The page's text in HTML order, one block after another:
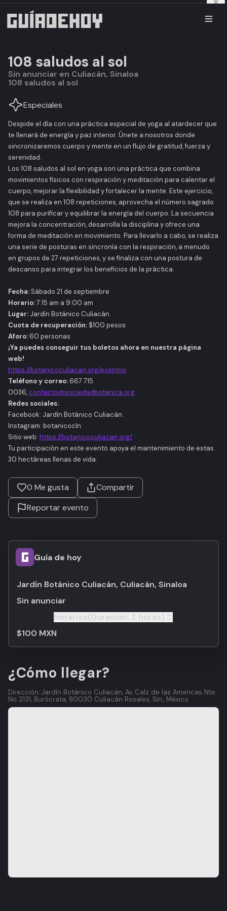
108 saludos al sol
Sin anunciar en Culiacán, Sinaloa
108 saludos al sol
Especiales
Despide el día con una práctica especial de yoga al atardecer que
te llenará de energía y paz interior. Únete a nosotros donde
sincronizaremos cuerpo y mente en un flujo de gratitud, fuerza y
serenidad.
Los 108 saludos al sol en yoga son una práctica que combina
movimientos físicos con respiración y meditación para calentar el
cuerpo, mejorar la flexibilidad y fortalecer la mente. Este ejercicio,
que se realiza en 108 repeticiones, aprovecha el número sagrado
108 para purificar y equilibrar la energía del cuerpo. La secuencia
mejora la concentración, desarrolla la disciplina y ofrece una
forma de meditación en movimiento. Para llevarlo a cabo, se realiza
una serie de posturas en sincronía con la respiración, a menudo
en grupos de 27 repeticiones, y se finaliza con una postura de
descanso para integrar los beneficios de la práctica.
Fecha: Sábado 21 de septiembre
Horario:7:15 am a 9:00 am
Lugar: Jardín Botánico Culiacán
Cuota de recuperación: $100 pesos
Aforo: 60 personas
¡Ya puedes conseguir tus boletos ahora en nuestra página
web!
https://botanicoculiacan.org/eventos
Teléfono y correo: 667 715
0036,contacto@sociedadbotanica.org
Redes sociales:
Facebook: Jardín Botánico Culiacán.
Instagram: botanicocln
Sitio web: https://botanicoculiacan.org/
Tu participación en este evento apoya el mantenimiento de estas
30 hectáreas llenas de vida.
0 Me gusta
Compartir
Reportar evento
Guía de hoy
Jardín Botánico Culiacán, Culiacán, Sinaloa
Sin anunciar
Horarios(Duración: 2 horas)
Toggle
$100 MXN
¿Cómo llegar?
Dirección: Jardín Botánico Culiacán, Av, Calz de las Americas Nte
No 2131, Burócrata, 80030 Culiacán Rosales, Sin., México